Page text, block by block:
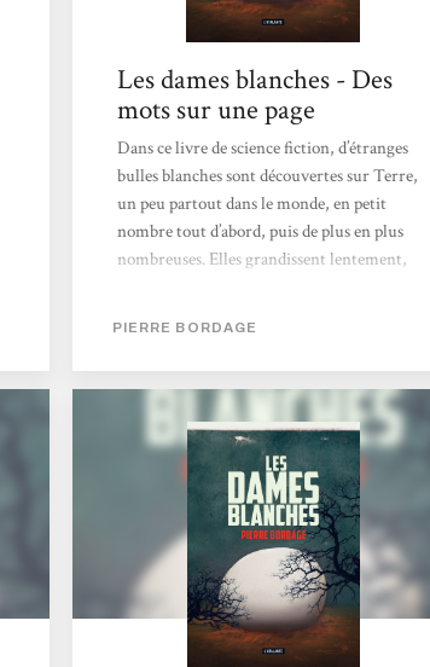
Les dames blanches - Des
mots sur une page
Dans ce livre de science fiction, d’étranges
bulles blanches sont découvertes sur Terre,
un peu partout dans le monde, en petit
nombre tout d’abord, puis de plus en plus
nombreuses. Elles grandissent lentement,
3ans (pas en dessous pas au dessus) qui sont
les seuls à pouvoir les pénétrer sans jamais
réapparaitre. Assez vite les Humains se
mettent en tête de les détruire, et s’entêtent
dans cette mission, quitte à décider de
PIERRE BORDAGE